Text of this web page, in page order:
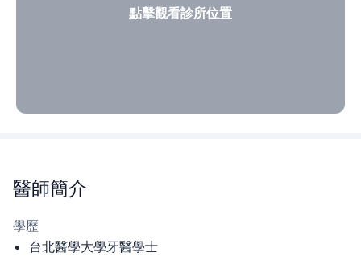
點擊觀看診所位置
醫師簡介
學歷
台北醫學大學牙醫學士